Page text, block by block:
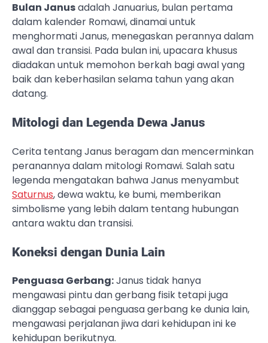
Bulan Janusadalah Januarius, bulan pertama
dalam kalender Romawi, dinamai untuk
menghormati Janus, menegaskan perannya dalam
awal dan transisi. Pada bulan ini, upacara khusus
diadakan untuk memohon berkah bagi awal yang
baik dan keberhasilan selama tahun yang akan
datang.
Mitologi dan Legenda Dewa Janus
Cerita tentang Janus beragam dan mencerminkan
peranannya dalam mitologi Romawi. Salah satu
legenda mengatakan bahwa Janus menyambut
Saturnus, dewa waktu, ke bumi, memberikan
simbolisme yang lebih dalam tentang hubungan
antara waktu dan transisi.
Koneksi dengan Dunia Lain
Penguasa Gerbang:Janus tidak hanya
mengawasi pintu dan gerbang fisik tetapi juga
dianggap sebagai penguasa gerbang ke dunia lain,
mengawasi perjalanan jiwa dari kehidupan ini ke
kehidupan berikutnya.